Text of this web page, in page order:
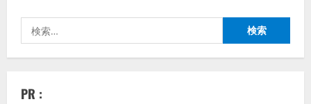
索:
PR :